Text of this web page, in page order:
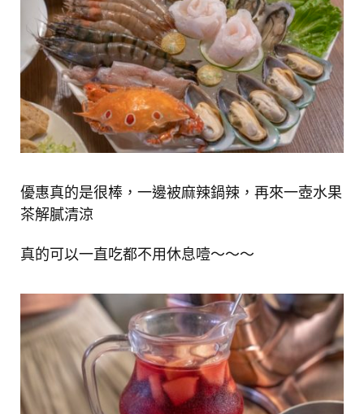
優惠真的是很棒，一邊被麻辣鍋辣，再來一壺水果
茶解膩清涼
真的可以一直吃都不用休息噎～～～